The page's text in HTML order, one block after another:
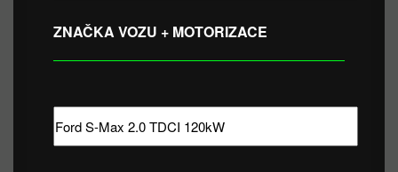
ZNAČKA VOZU + MOTORIZACE